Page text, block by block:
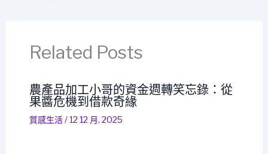
Related Posts
農產品加工小哥的資金週轉笑忘錄：從
果醬危機到借款奇緣
質感生活/12 12 月, 2025